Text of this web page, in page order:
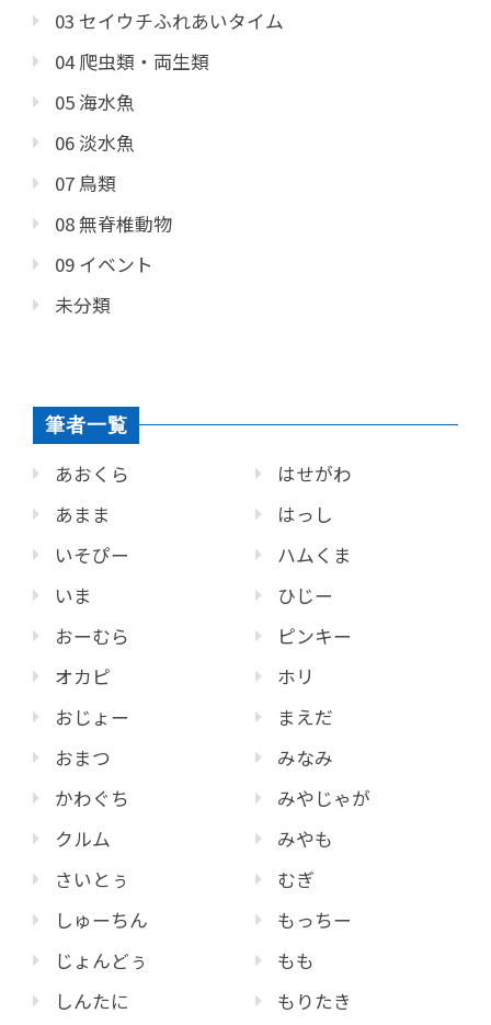
03 セイウチふれあいタイム
04 爬虫類・両生類
05 海水魚
06 淡水魚
07 鳥類
08 無脊椎動物
09 イベント
未分類
筆者一覧
あおくら
あまま
いそぴー
いま
おーむら
オカピ
おじょー
おまつ
かわぐち
クルム
さいとぅ
しゅーちん
じょんどぅ
しんたに
はせがわ
はっし
ハムくま
ひじー
ピンキー
ホリ
まえだ
みなみ
みやじゃが
みやも
むぎ
もっちー
もも
もりたき